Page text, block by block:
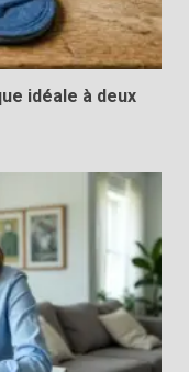
idéale à deux